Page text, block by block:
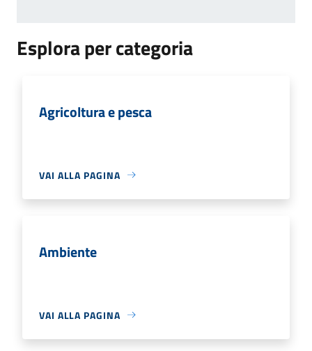
Esplora per categoria
Agricoltura e pesca
VAI ALLA PAGINA
Ambiente
VAI ALLA PAGINA